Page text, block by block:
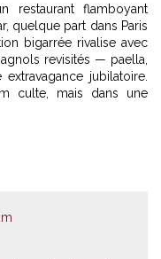
restaurant flamboyant
quelque part dans Paris
bigarrée rivalise avec
revisités — paella,
jubilatoire.
culte, mais dans une